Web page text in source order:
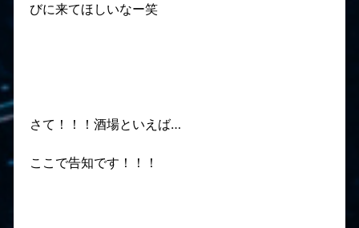
びに来てほしいなー笑
さて！！！酒場といえば…
ここで告知です！！！